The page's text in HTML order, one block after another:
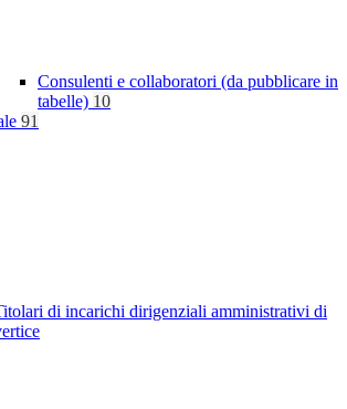
Consulenti e collaboratori (da pubblicare in
tabelle) 10
91
di incarichi dirigenziali amministrativi di